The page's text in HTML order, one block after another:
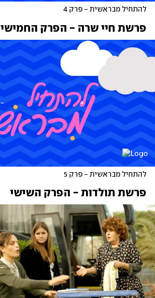
להתחיל מבראשית - פרק 4
פרשת חיי שרה - הפרק החמישי
להתחיל מבראשית - פרק 5
פרשת תולדות - הפרק השישי